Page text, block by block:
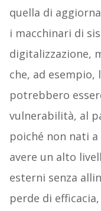
quella di
i macchinari di
digitalizzazione,
che, ad
potrebbero
vulnerabilità, al
poiché non nati
avere un alto
esterni senza
perde di